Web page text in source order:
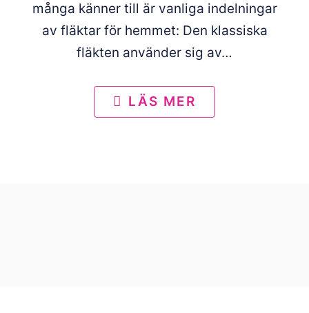
många känner till är vanliga indelningar
av fläktar för hemmet: Den klassiska
fläkten använder sig av…
LÄS MER